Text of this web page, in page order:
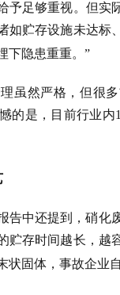
予足够重视。但实
如贮存设施未达标
下隐患重重。”
虽然严格，但很
的是，目前行业内
告中还提到，硝化
贮存时间越长，
状固体，事故企业